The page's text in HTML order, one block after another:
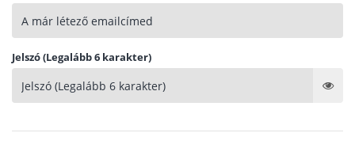
Jelszó (Legalább 6 karakter)